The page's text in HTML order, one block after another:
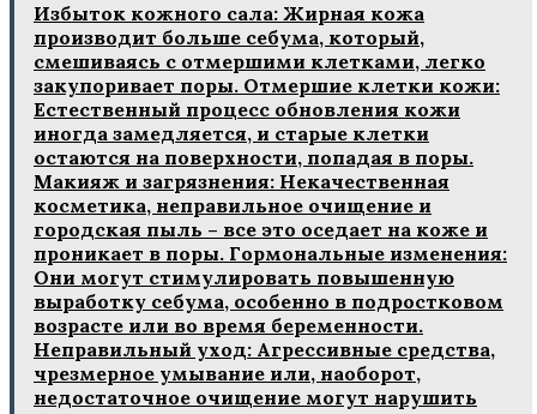
Избыток кожного сала: Жирная кожа
производит больше себума, который,
смешиваясь с отмершими клетками, легко
закупоривает поры. Отмершие клетки кожи:
Естественный процесс обновления кожи
иногда замедляется, и старые клетки
остаются на поверхности, попадая в поры.
Макияж и загрязнения: Некачественная
косметика, неправильное очищение и
городская пыль – все это оседает на коже и
проникает в поры. Гормональные изменения:
Они могут стимулировать повышенную
выработку себума, особенно в подростковом
возрасте или во время беременности.
Неправильный уход: Агрессивные средства,
чрезмерное умывание или, наоборот,
недостаточное очищение могут нарушить